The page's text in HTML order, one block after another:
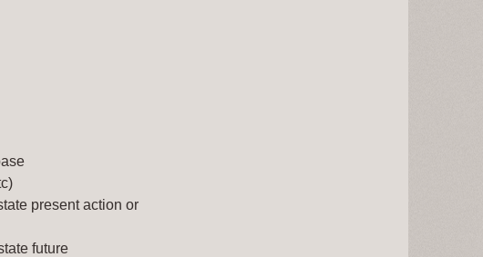
present action or
future